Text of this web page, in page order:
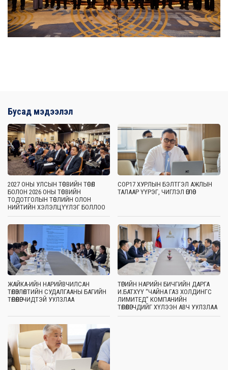
Бусад мэдээлэл
2027 ОНЫ УЛСЫН ТӨСВИЙН ТӨСӨЛ
БОЛОН 2026 ОНЫ ТӨСВИЙН
ТОДОТГОЛЫН ТӨСЛИЙН ОЛОН
НИЙТИЙН ХЭЛЭЛЦҮҮЛЭГ БОЛЛОО
COP17 ХУРЛЫН БЭЛТГЭЛ АЖЛЫН
ТАЛААР ҮҮРЭГ, ЧИГЛЭЛ ӨГЛӨӨ
ЖАЙКА-ИЙН НАРИЙВЧИЛСАН
ТӨЛӨВЛӨЛТИЙН СУДАЛГААНЫ БАГИЙН
ТӨЛӨӨЛӨГЧИДТЭЙ УУЛЗЛАА
ТӨРИЙН НАРИЙН БИЧГИЙН ДАРГА
И.БАТХҮҮ “ЧАЙНА ГАЗ ХОЛДИНГС
ЛИМИТЕД” КОМПАНИЙН
ТӨЛӨӨЛӨГЧДИЙГ ХҮЛЭЭН АВЧ УУЛЗЛАА